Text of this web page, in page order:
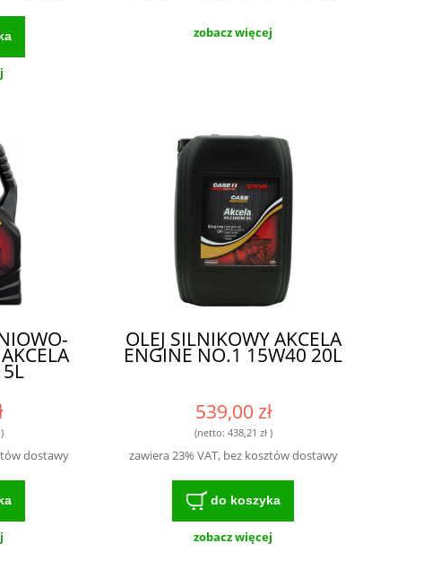
zobacz więcej
5L
dostawy
OLEJ SILNIKOWY AKCELA
ENGINE NO.1 15W40 20L
539,00 zł
(netto: 438,21 zł)
zawiera 23% VAT, bez kosztów dostawy
do koszyka
zobacz więcej